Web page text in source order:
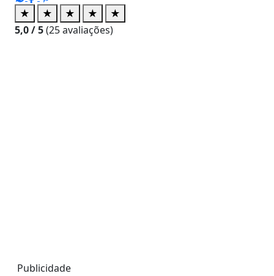
★ ★ ★ ★
★
5,0/ 5(25avaliações)
Publicidade